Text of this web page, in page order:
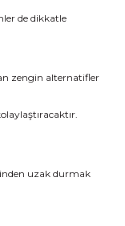
de dikkatle
zengin alternatifler
uzak durmak